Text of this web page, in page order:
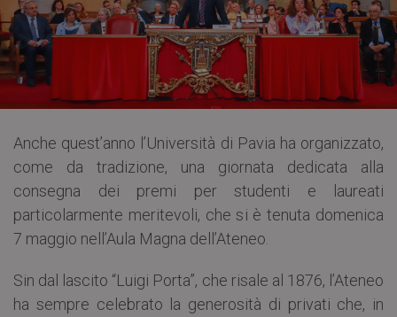
Anche quest’anno l’Università di Pavia ha organizzato,
come da tradizione, una giornata dedicata alla
consegna dei premi per studenti e laureati
particolarmente meritevoli, che si è tenuta domenica
7 maggio nell’Aula Magna dell’Ateneo.
Sin dal lascito “Luigi Porta”, che risale al 1876, l’Ateneo
ha sempre celebrato la generosità di privati che, in